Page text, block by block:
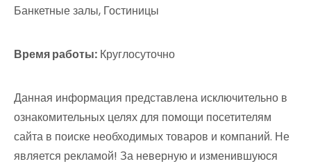
Банкетные залы, Гостиницы
Время работы: Круглосуточно
Данная информация представлена исключительно в
ознакомительных целях для помощи посетителям
сайта в поиске необходимых товаров и компаний. Не
является рекламой! За неверную и изменившуюся